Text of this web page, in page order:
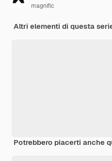
magnific
Altri elementi di questa
Potrebbero piacerti anche